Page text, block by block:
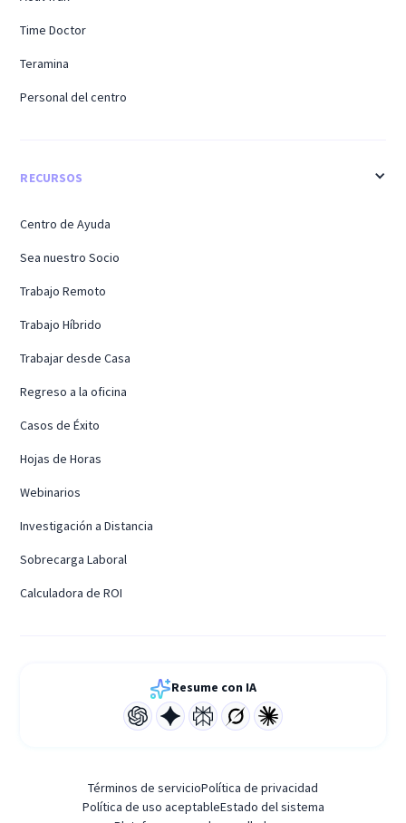
Time Doctor
Teramina
Personal del centro
RECURSOS
Centro de Ayuda
Sea nuestro Socio
Trabajo Remoto
Trabajo Híbrido
Trabajar desde Casa
Regreso a la oficina
Casos de Éxito
Hojas de Horas
Webinarios
Investigación a Distancia
Sobrecarga Laboral
Calculadora de ROI
Resume con IA
Términos de servicioPolítica de privacidad
Política de uso aceptableEstado del sistema